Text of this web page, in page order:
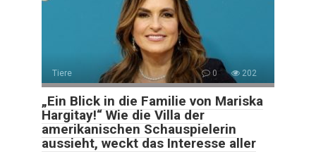
Tiere 0 202
„Ein Blick in die Familie von Mariska
Hargitay!“ Wie die Villa der
amerikanischen Schauspielerin
aussieht, weckt das Interesse aller